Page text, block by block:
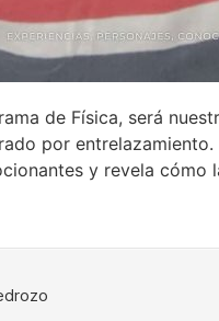
de Física, será
por
y revela